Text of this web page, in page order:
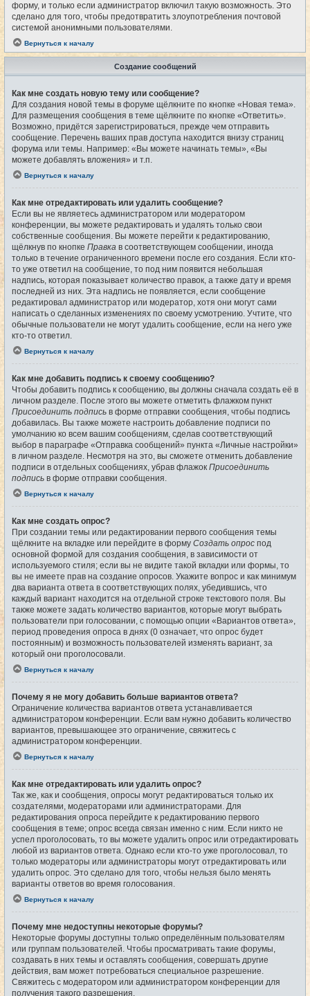
форму, и только если администратор включил такую возможность. Это
сделано для того, чтобы предотвратить злоупотребления почтовой
системой анонимными пользователями.
Вернуться к началу
Создание сообщений
Как мне создать новую тему или сообщение?
Для создания новой темы в форуме щёлкните по кнопке «Новая тема».
Для размещения сообщения в теме щёлкните по кнопке «Ответить».
Возможно, придётся зарегистрироваться, прежде чем отправить
сообщение. Перечень ваших прав доступа находится внизу страниц
форума или темы. Например: «Вы можете начинать темы», «Вы
можете добавлять вложения» и т.п.
Вернуться к началу
Как мне отредактировать или удалить сообщение?
Если вы не являетесь администратором или модератором
конференции, вы можете редактировать и удалять только свои
собственные сообщения. Вы можете перейти к редактированию,
щёлкнув по кнопке Правка в соответствующем сообщении, иногда
только в течение ограниченного времени после его создания. Если кто-
то уже ответил на сообщение, то под ним появится небольшая
надпись, которая показывает количество правок, а также дату и время
последней из них. Эта надпись не появляется, если сообщение
редактировал администратор или модератор, хотя они могут сами
написать о сделанных изменениях по своему усмотрению. Учтите, что
обычные пользователи не могут удалить сообщение, если на него уже
кто-то ответил.
Вернуться к началу
Как мне добавить подпись к своему сообщению?
Чтобы добавить подпись к сообщению, вы должны сначала создать её в
личном разделе. После этого вы можете отметить флажком пункт
Присоединить подпись в форме отправки сообщения, чтобы подпись
добавилась. Вы также можете настроить добавление подписи по
умолчанию ко всем вашим сообщениям, сделав соответствующий
выбор в параграфе «Отправка сообщений» пункта «Личные настройки»
в личном разделе. Несмотря на это, вы сможете отменить добавление
подписи в отдельных сообщениях, убрав флажок Присоединить
подпись в форме отправки сообщения.
Вернуться к началу
Как мне создать опрос?
При создании темы или редактировании первого сообщения темы
щёлкните на вкладке или перейдите в форму Создать опрос под
основной формой для создания сообщения, в зависимости от
используемого стиля; если вы не видите такой вкладки или формы, то
вы не имеете прав на создание опросов. Укажите вопрос и как минимум
два варианта ответа в соответствующих полях, убедившись, что
каждый вариант находится на отдельной строке текстового поля. Вы
также можете задать количество вариантов, которые могут выбрать
пользователи при голосовании, с помощью опции «Вариантов ответа»,
период проведения опроса в днях (0 означает, что опрос будет
постоянным) и возможность пользователей изменять вариант, за
который они проголосовали.
Вернуться к началу
Почему я не могу добавить больше вариантов ответа?
Ограничение количества вариантов ответа устанавливается
администратором конференции. Если вам нужно добавить количество
вариантов, превышающее это ограничение, свяжитесь с
администратором конференции.
Вернуться к началу
Как мне отредактировать или удалить опрос?
Так же, как и сообщения, опросы могут редактироваться только их
создателями, модераторами или администраторами. Для
редактирования опроса перейдите к редактированию первого
сообщения в теме; опрос всегда связан именно с ним. Если никто не
успел проголосовать, то вы можете удалить опрос или отредактировать
любой из вариантов ответа. Однако если кто-то уже проголосовал, то
только модераторы или администраторы могут отредактировать или
удалить опрос. Это сделано для того, чтобы нельзя было менять
варианты ответов во время голосования.
Вернуться к началу
Почему мне недоступны некоторые форумы?
Некоторые форумы доступны только определённым пользователям
или группам пользователей. Чтобы просматривать такие форумы,
создавать в них темы и оставлять сообщения, совершать другие
действия, вам может потребоваться специальное разрешение.
Свяжитесь с модератором или администратором конференции для
получения такого разрешения.